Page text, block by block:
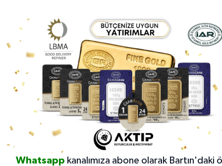
Whatsapp kanalımıza abone olarak Bartın'daki